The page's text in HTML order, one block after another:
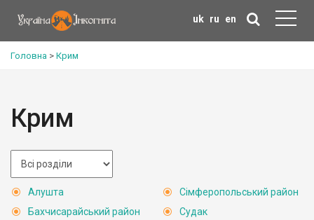
uk ru en
Головна > Крим
Крим
Алушта
Бахчисарайський район
Сімферопольський район
Судак